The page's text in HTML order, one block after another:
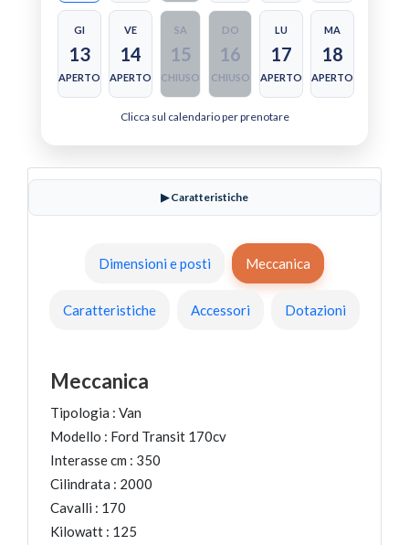
GI
13
APERTO
VE
14
APERTO
SA
15
CHIUSO
DO
16
CHIUSO
LU
17
APERTO
MA
18
APERTO
Clicca sul calendario per prenotare
▶ Caratteristiche
Dimensioni e posti Meccanica
Caratteristiche Accessori Dotazioni
Meccanica
Tipologia : Van
Modello : Ford Transit 170cv
Interasse cm : 350
Cilindrata : 2000
Cavalli : 170
Kilowatt : 125